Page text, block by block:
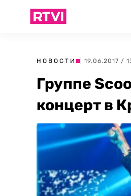
НОВОСТИ | 19.06.2017 /
Группе
концерт в